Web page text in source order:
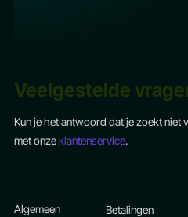
Veelgestelde
Kun je het antwoord dat je zoekt niet
met onzeklantenservice.
Algemeen Betalingen